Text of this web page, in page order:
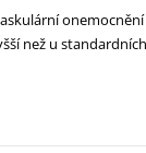
než u